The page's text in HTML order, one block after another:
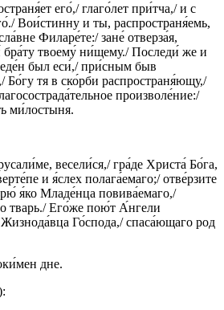
его́,/ глаго́лет при́тча,/ и с
Вои́стинну и ты, распространя́емь,
Филаре́те:/ зане́ отверза́я,
бра́ту твоему́ ни́щему./ Последи́ же и
был еси́,/ при́сным быв
Бо́гу тя в ско́рби распространя́ющу,/
произволе́ние:/
ми́лостыня.
весели́ся,/ гра́де Христа́ Бо́га,
и я́слех полага́емаго;/ отве́рзите
я́ко Младе́нца повива́емаго,/
тварь./ Его́же пою́т А́нгели
Го́спода,/ спаса́ющаго род
дне.